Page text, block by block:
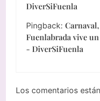
DiverSiFuenla
Pingback:
Fuenlabrada vive
- DiverSiFuenla
Los comentarios